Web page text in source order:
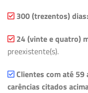
300 (trezentos) dias:
24 (vinte e quatro)
preexistente(s).
Clientes com até
carências citados